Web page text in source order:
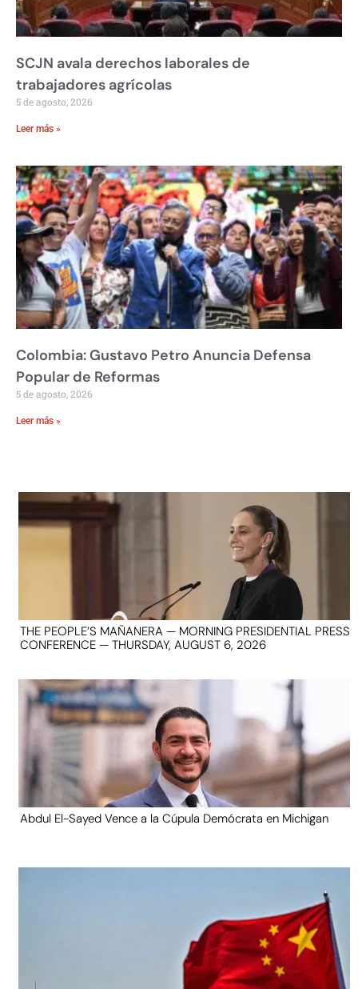
SCJN avala derechos laborales de
trabajadores agrícolas
5 de agosto, 2026
Leer más »
Colombia: Gustavo Petro Anuncia Defensa
Popular de Reformas
5 de agosto, 2026
Leer más »
THE PEOPLE’S MAÑANERA — MORNING PRESIDENTIAL PRESS
CONFERENCE — THURSDAY, AUGUST 6, 2026
Abdul El-Sayed Vence a la Cúpula Demócrata en Michigan